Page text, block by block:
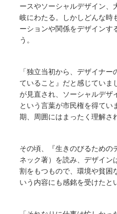
ースやソーシャルデザイン、
岐にわたる。しかしどんな時
ーションや関係をデザインす
う。
「独立当初から、デザイナ
ていること』だと感じていま
が見直され、ソーシャルデザ
という言葉が市民権を得てい
期、周囲にはまったく理解さ
その頃、『生きのびるための
ネック著）を読み、デザイン
割をもつもので、環境や貧困
いう内容にも感銘を受けたと